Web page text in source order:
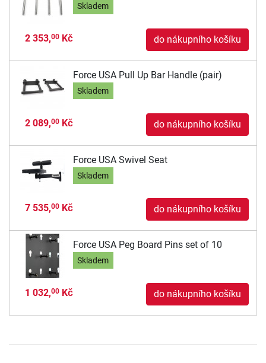
Skladem
2 353,00Kč do nákupního košíku
Force USA Pull Up Bar Handle (pair)
Skladem
2 089,00Kč do nákupního košíku
Force USA Swivel Seat
Skladem
7 535,00Kč do nákupního košíku
Force USA Peg Board Pins set of 10
Skladem
1 032,00Kč do nákupního košíku